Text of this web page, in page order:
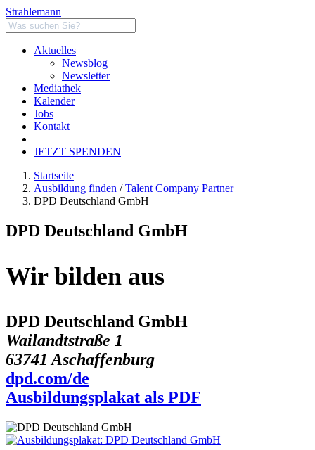
Strahlemann
Aktuelles
Newsblog
Newsletter
Mediathek
Kalender
Jobs
Kontakt
JETZT SPENDEN
Startseite
Ausbildung finden /Talent Company Partner
DPD Deutschland GmbH
DPD Deutschland GmbH
Wir bilden aus
DPD Deutschland GmbH
Wailandtstraße 1
63741 Aschaffenburg
dpd.com/de
Ausbildungsplakat als PDF